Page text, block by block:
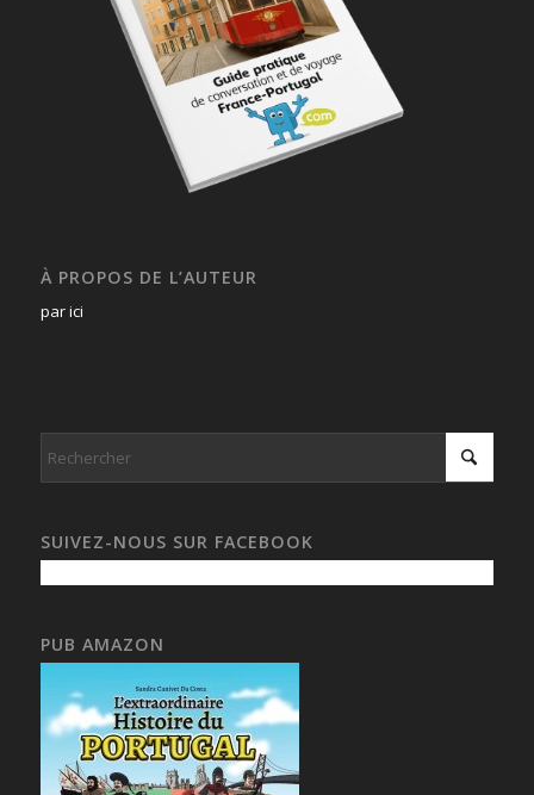
À PROPOS DE L’AUTEUR
par ici
SUIVEZ-NOUS SUR FACEBOOK
PUB AMAZON